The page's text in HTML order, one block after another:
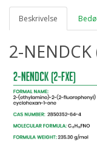
Beskrivelse
2-NENDCK